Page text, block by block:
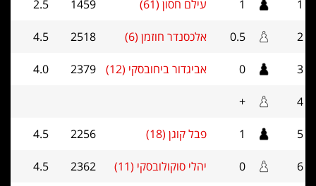
1
1 עילם חסון (61) 1459
2.5
2
0.5 אלכסנדר חוזמן (6) 2518
4.5
3
0 אביגדור ביחובסקי (12) 2379
4.0
4
+
5
1 פבל קוגן (18) 2256
4.5
6
0 יהלי סוקולובסקי (11) 2362
4.5